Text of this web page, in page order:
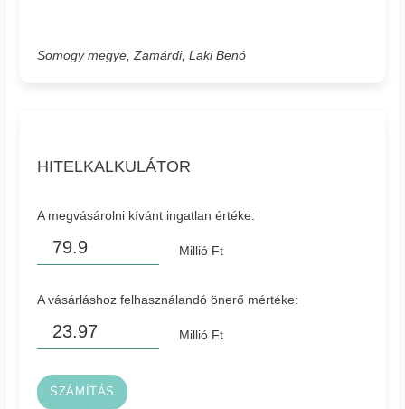
Somogy megye, Zamárdi, Laki Benó
HITELKALKULÁTOR
A megvásárolni kívánt ingatlan értéke:
Millió Ft
A vásárláshoz felhasználandó önerő mértéke:
Millió Ft
SZÁMÍTÁS